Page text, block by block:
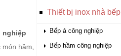
nghiệp
hầm,
Thiết bị inox nhà bếp
Bếp á công nghiệp
Bếp hầm công nghiệp